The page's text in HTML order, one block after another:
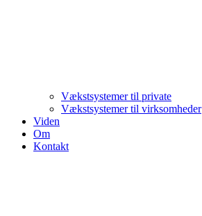
Vækstsystemer til private
Vækstsystemer til virksomheder
Viden
Om
Kontakt